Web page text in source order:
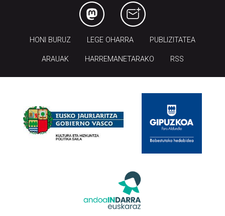
HONI BURUZ LEGE OHARRA PUBLIZITATEA
ARAUAK HARREMANETARAKO RSS